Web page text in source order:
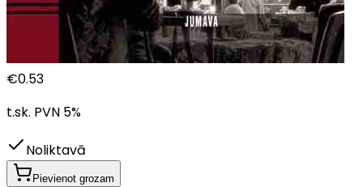
€0.53
t.sk. PVN 5%
Noliktavā
Pievienot grozam